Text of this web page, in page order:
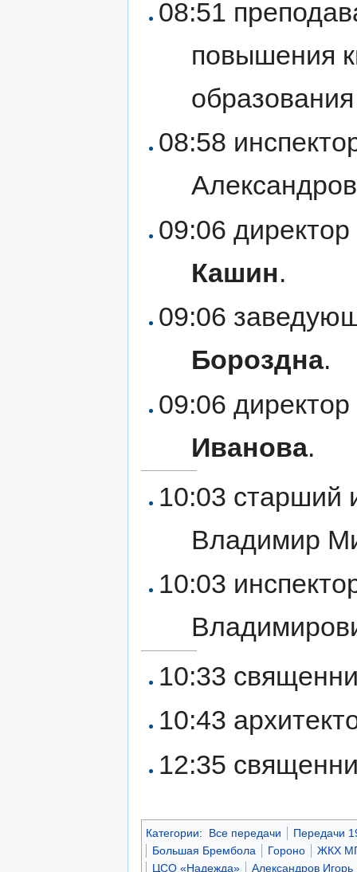
08:51
повышения
08:58
09:06
Кашин.
09:06
Бороздна.
09:06
Иванова.
10:03 старший
Владимир
10:03
10:33
10:43
12:35
Категории: Все передачи
Передачи
Большая Брембола
Гороно
ЖКХ
ЦСО «Надежда»
Александров